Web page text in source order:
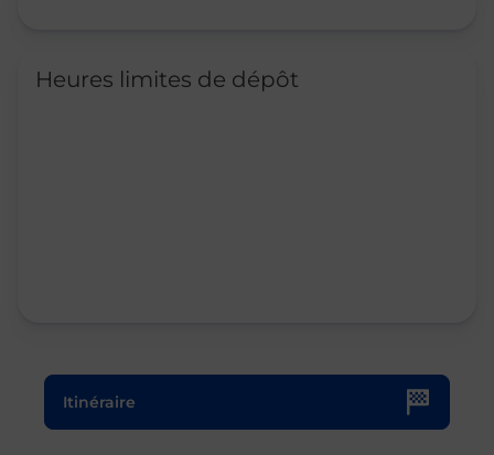
Heures limites de dépôt
Itinéraire
Le lien s'ouvre dans un nouvel onglet